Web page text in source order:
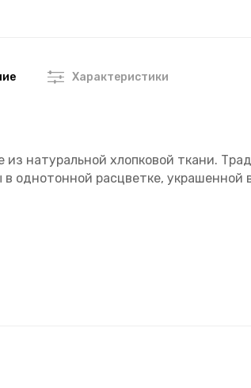
Характеристики
натуральной хлопковой ткани.
однотонной расцветке,